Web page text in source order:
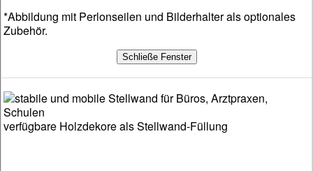
*Abbildung mit Perlonseilen und Bilderhalter als optionales
Zubehör.
verfügbare Holzdekore als Stellwand-Füllung